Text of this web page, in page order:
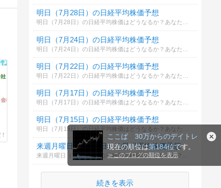
ここぱ 30万からのデイトレ
現在の順位は第184位です。
≫このブログの順位を表示
明日（7月28日）の日経平均株価予想
明日（7月28日）の日経平均株価はどうなるか？あなたの御意見を聞かせて下さい。勿論希望や勘でもかまいません。見るだけもＯＫ！
明日（7月24日）の日経平均株価予想
明日（7月22日）の日経平均株価予想
明日（7月17日）の日経平均株価予想
明日（7月17日）の日経平均株価はどうなるか？あなたの御意見を聞かせて下さい。勿論希望や勘でもかまいません。見るだけもＯＫ！
明日（7月15日）の日経平均株価予想
明日（7月15日）の日経平均株価はどうなるか？あなたの御意見を聞かせて下さい。勿論希望や勘でもかまいません。見るだけもＯＫ！
来週月曜日（7月13日）の日経平均株価予想
来週月曜日（7月13日）の日経平均株価はどうなるか？あなたの御意見を聞かせて下さい。勿論希望や勘でもかまいません。見るだけもＯＫ！
続きを表示